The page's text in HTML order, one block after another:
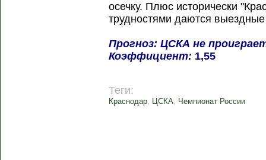
осечку. Плюс исторически
трудностями даются
Прогноз: ЦСКА не
Коэффициент: 1,55
Теги:
Краснодар, ЦСКА, Чемпионат России